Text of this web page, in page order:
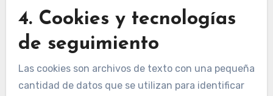
4. Cookies y tecnologías
de seguimiento
Las cookies son archivos de texto con una pequeña
cantidad de datos que se utilizan para identificar